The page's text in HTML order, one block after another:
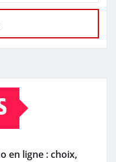
en ligne : choix,